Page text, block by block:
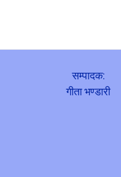
सम्पादक:
गीता भण्डारी